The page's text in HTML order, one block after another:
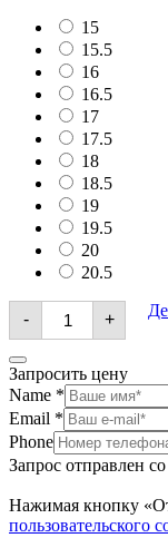
15
15.5
16
16.5
17
17.5
18
18.5
19
19.5
20
20.5
-
Кольца
quantity
+
Запросить цену
Name *
Email *
Phone
Запрос отправлен
Нажимая кнопку
пользовательского